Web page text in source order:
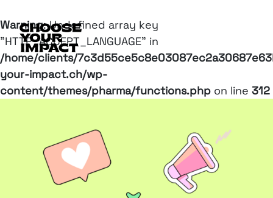
Warning: Undefined array key
"HTTP_ACCEPT_LANGUAGE" in
/home/clients/
your-impact.ch/wp-
content/themes/pharma/functions.php on line 312